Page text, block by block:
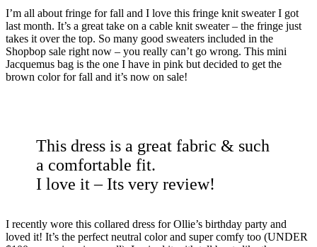
I’m all about fringe for fall and I love this fringe knit sweaterI got
last month. It’s a great take on a cable knit sweater – the fringe just
takes it over the top. So many good sweaters included in the
Shopbop sale right now – you really can’t go wrong. This mini
Jacquemus bag is the one I have in pink but decided to get the
brown color for fall and it’s now on sale!
This dress is a great fabric & such
a comfortable fit.
I love it – Its very review!
I recently wore this collared dress for Ollie’s birthday party and
loved it! It’s the perfect neutral color and super comfy too (UNDER